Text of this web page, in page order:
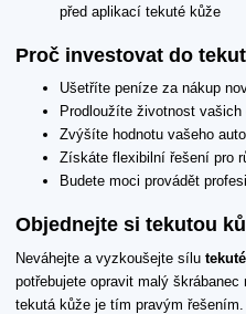
před aplikací tekuté kůže
Proč investovat do
Ušetříte peníze za nákup
Prodloužíte životnost
Zvýšíte hodnotu vašeho
Získáte flexibilní řešení pro
Budete moci provádět
Objednejte si tekutou
Neváhejte a vyzkoušejte sílu
potřebujete opravit malý
tekutá kůže je tím pravým